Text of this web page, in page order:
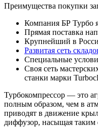
Преимущества покупки
Компания БР Турбо
Прямая поставка
Крупнейший в
Развитая сеть
Специальные
Своя сеть
станки марки
Турбокомпрессор — это
полным образом, чем в
приводят в движение
диффузор, насыщая таким